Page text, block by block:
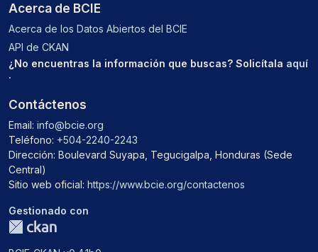
Acerca de BCIE
Acerca de los Datos Abiertos del BCIE
API de CKAN
¿No encuentras la información que buscas? Solicítala aquí
.
Contáctenos
Email: info@bcie.org
Teléfono: +504-2240-2243
Dirección: Boulevard Suyapa, Tegucigalpa, Honduras (Sede
Central)
Sitio web oficial: https://www.bcie.org/contactenos
Gestionado con